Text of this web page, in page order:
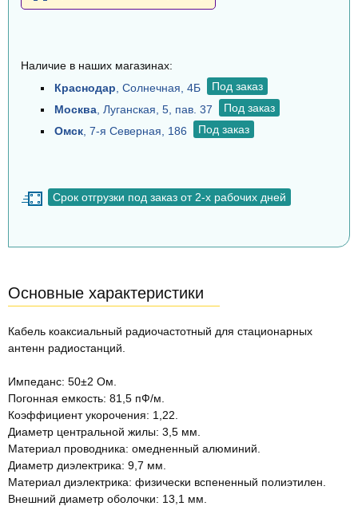
Наличие в наших магазинах:
Краснодар, Солнечная, 4Б
Под заказ
Москва, Луганская, 5, пав. 37
Под заказ
Омск, 7-я Северная, 186 Под заказ
Срок отгрузки под заказ от 2-х рабочих дней
Основные характеристики
Кабель коаксиальный радиочастотный для стационарных
антенн радиостанций.
Импеданс: 50±2 Ом.
Погонная емкость: 81,5 пФ/м.
Коэффициент укорочения: 1,22.
Диаметр центральной жилы: 3,5 мм.
Материал проводника: омедненный алюминий.
Диаметр диэлектрика: 9,7 мм.
Материал диэлектрика: физически вспененный полиэтилен.
Внешний диаметр оболочки: 13,1 мм.